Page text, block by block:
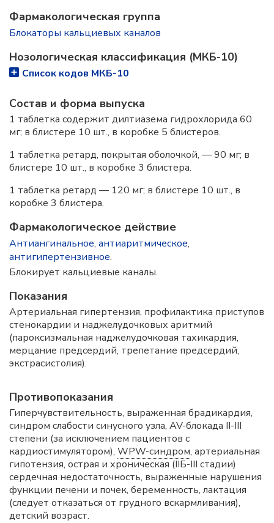
Фармакологическая группа
Блокаторы кальциевых каналов
Нозологическая классификация (МКБ-10)
Список кодов МКБ-10
Состав и форма выпускa
1 таблетка содержит дилтиазема гидрохлорида 60
мг; в блистере 10 шт., в коробке 5 блистеров.
1 таблетка ретард, покрытая оболочкой, — 90 мг; в
блистере 10 шт., в коробке 3 блистера.
1 таблетка ретард — 120 мг; в блистере 10 шт., в
коробке 3 блистера.
Фармакологическое действие
Антиангинальное, антиаритмическое,
антигипертензивное.
Блокирует кальциевые каналы.
Показания
Артериальная гипертензия, профилактика приступов
стенокардии и наджелудочковых аритмий
(пароксизмальная наджелудочковая тахикардия,
мерцание предсердий, трепетание предсердий,
экстрасистолия).
Противопоказания
Гиперчувствительность, выраженная брадикардия,
синдром слабости синусного узла, AV-блокада II-III
степени (за исключением пациентов с
кардиостимулятором), WPW-синдром, артериальная
гипотензия, острая и хроническая (IIБ-III стадии)
сердечная недостаточность, выраженные нарушения
функции печени и почек, беременность, лактация
(следует отказаться от грудного вскармливания),
детский возраст.